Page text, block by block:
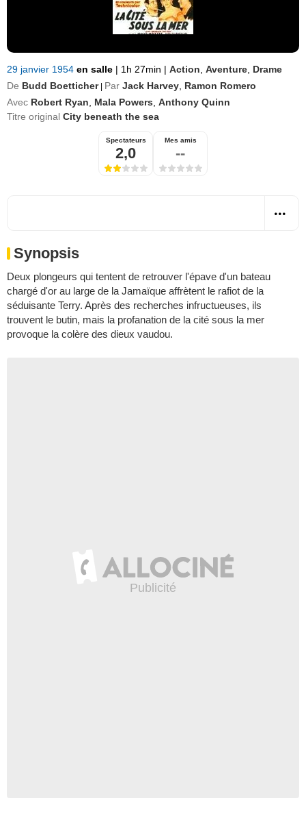
29 janvier 1954 en salle | 1h 27min | Action Aventure Drame
De Budd Boetticher Par Jack Harvey Ramon Romero
Avec Robert Ryan Mala Powers Anthony Quinn
Titre original City beneath the sea
Spectateurs
2,0
Mes amis
--
Synopsis
Deux plongeurs qui tentent de retrouver l'épave d'un bateau
chargé d'or au large de la Jamaïque affrètent le rafiot de la
séduisante Terry. Après des recherches infructueuses, ils
trouvent le butin, mais la profanation de la cité sous la mer
provoque la colère des dieux vaudou.